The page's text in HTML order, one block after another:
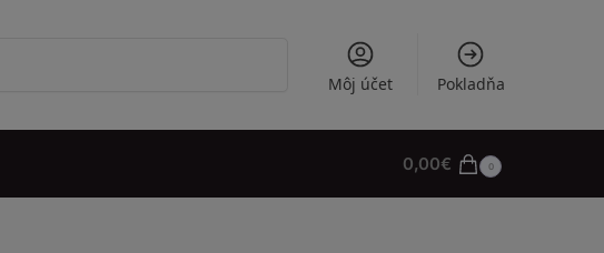
Môj účet Pokladňa
0,00€ 0